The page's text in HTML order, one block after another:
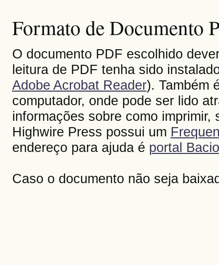
Formato de Documento
O documento PDF escolhido
leitura de PDF tenha sido
Adobe Acrobat Reader). Também
computador, onde pode ser lido
informações sobre como
Highwire Press possui um
endereço para ajuda é portal
Caso o documento não seja